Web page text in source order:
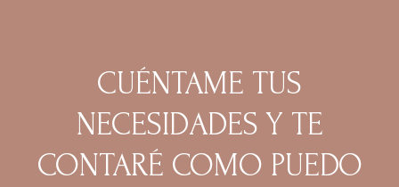
CUÉNTAME TUS
NECESIDADES Y TE
CONTARÉ COMO PUEDO